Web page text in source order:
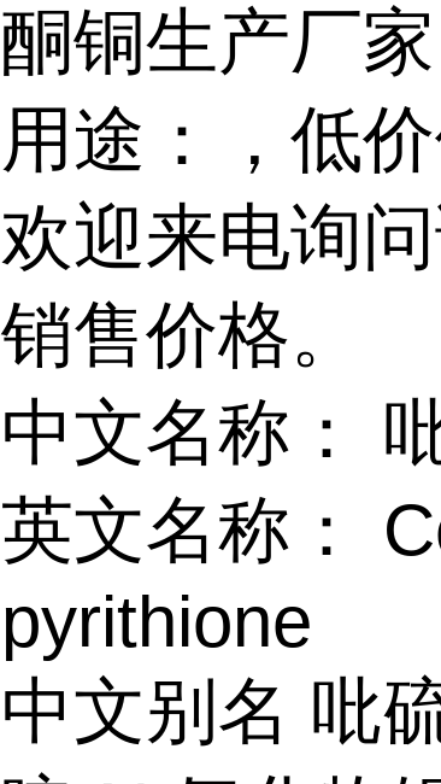
酮铜生产厂
用途：，低
欢迎来电询
销售价格。
中文名称：
英文名称：
pyrithione
中文别名 吡